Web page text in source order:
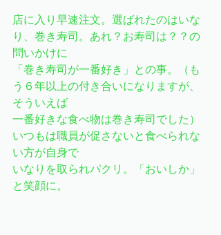
店に入り早速注文。選ばれたのはいな
り、巻き寿司。あれ？お寿司は？？の
問いかけに
「巻き寿司が一番好き」との事。（も
う６年以上の付き合いになりますが、
そういえば
一番好きな食べ物は巻き寿司でした）
いつもは職員が促さないと食べられな
い方が自身で
いなりを取られパクリ。「おいしか」
と笑顔に。